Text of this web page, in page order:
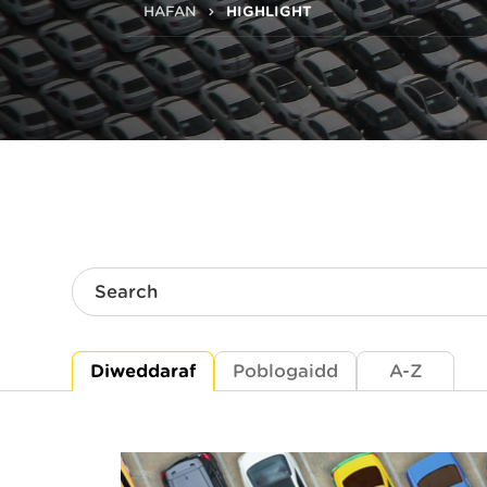
HAFAN HIGHLIGHT
Search
Diweddaraf Poblogaidd A-Z